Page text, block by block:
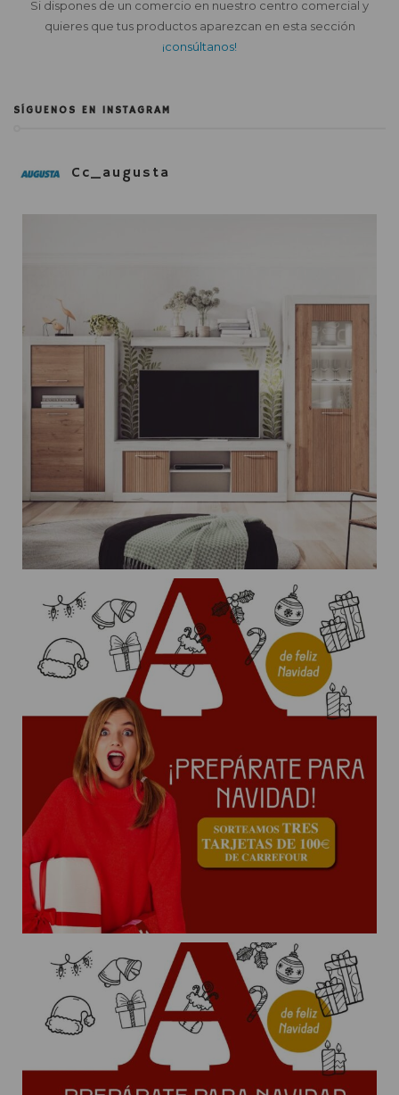
Si dispones de un comercio en nuestro centro comercial y
quieres que tus productos aparezcan en esta sección
¡consúltanos!
SÍGUENOS EN INSTAGRAM
Cc_augusta